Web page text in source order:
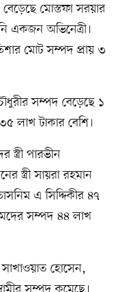
বেড়েছে মোস্তফা সরয়ার
একজন অভিনেত্রী।
মোট সম্পদ প্রায় ৩
সম্পদ বেড়েছে ১
লাখ টাকার বেশি।
স্ত্রী পারভীন
সায়রা রহমান
এ সিদ্দিকীর ৪৭
সম্পদ ৪৪ লাখ
হোসেন,